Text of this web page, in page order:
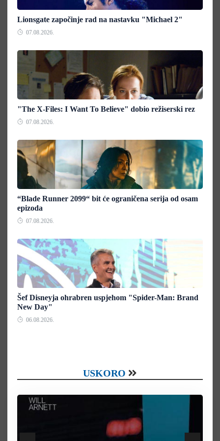
Lionsgate započinje rad na nastavku "Michael 2"
07.08.2026.
"The X-Files: I Want To Believe" dobio režiserski rez
07.08.2026.
“Blade Runner 2099“ bit će ograničena serija od osam
epizoda
07.08.2026.
Šef Disneyja ohrabren uspjehom "Spider-Man: Brand
New Day"
06.08.2026.
USKORO